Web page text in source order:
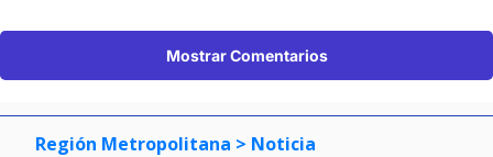
Mostrar Comentarios
Región Metropolitana > Noticia